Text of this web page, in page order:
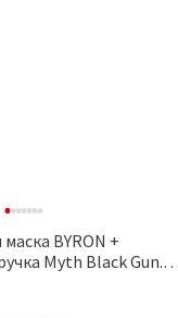
просмотр
BYRON +
Myth Black Gun.